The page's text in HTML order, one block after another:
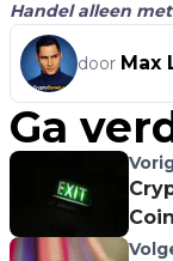
Handel alleen
door Max
Ga